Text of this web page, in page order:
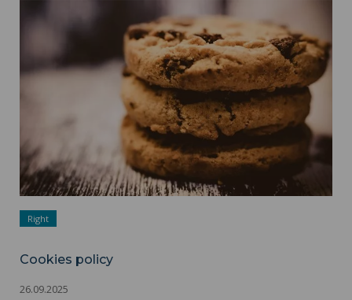
Right
Cookies policy
26.09.2025